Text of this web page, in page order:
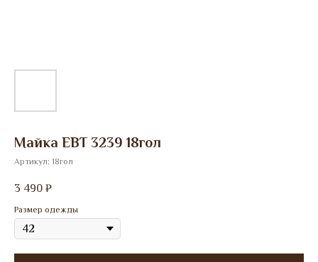
Майка ЕВТ 3239 18гол
Артикул: 18гол
3 490 ₽
Размер одежды